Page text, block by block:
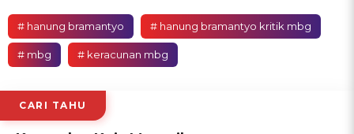
# hanung bramantyo # hanung bramantyo kritik mbg
# mbg # keracunan mbg
CARI TAHU